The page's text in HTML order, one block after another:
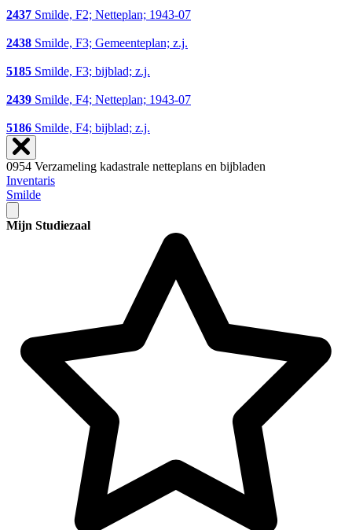
2437 Smilde, F2; Netteplan; 1943-07
2438 Smilde, F3; Gemeenteplan; z.j.
5185 Smilde, F3; bijblad; z.j.
2439 Smilde, F4; Netteplan; 1943-07
5186 Smilde, F4; bijblad; z.j.
0954 Verzameling kadastrale netteplans en bijbladen
Inventaris
Smilde
Mijn Studiezaal